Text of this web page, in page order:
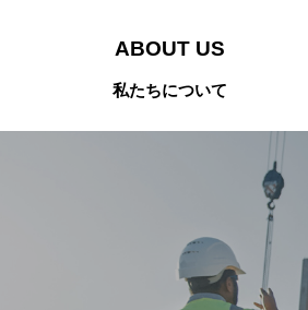
ABOUT US
私たちについて